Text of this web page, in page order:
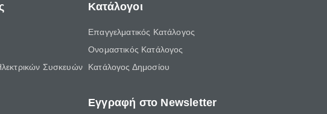
Συσκευών
Κατάλογοι
Επαγγελματικός Κατάλογος
Ονομαστικός Κατάλογος
Κατάλογος Δημοσίου
Εγγραφή στο Newsletter